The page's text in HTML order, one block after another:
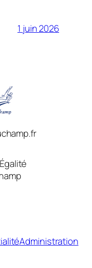
1 juin 2026
Administration